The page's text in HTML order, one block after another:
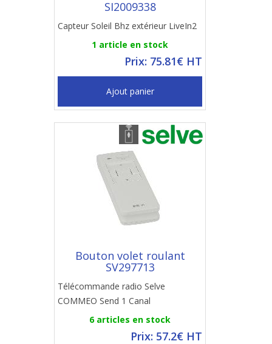
SI2009338
Capteur Soleil Bhz extérieur LiveIn2
1 article en stock
Prix: 75.81€ HT
Ajout panier
Bouton volet roulant
SV297713
Télécommande radio Selve
COMMEO Send 1 Canal
6 articles en stock
Prix: 57.2€ HT